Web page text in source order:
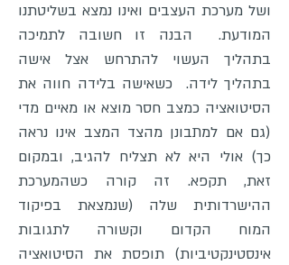
ושל מערכת העצבים ואינו נמצא בשליטתנו
המודעת. הבנה זו חשובה לתמיכה
בתהליך העשוי להתרחש אצל אישה
בתהליך לידה. כשאישה בלידה חווה את
הסיטואציה כמצב חסר מוצא או מאיים מדי
(גם אם למתבונן מהצד המצב אינו נראה
כך) אולי היא לא תצליח להגיב, ובמקום
זאת, תקפא. זה קורה כשהמערכת
ההישרדותית שלה (שנמצאת בפיקוד
המוח הקדום וקשורה לתגובות
אינסטינקטיביות) תופסת את הסיטואציה